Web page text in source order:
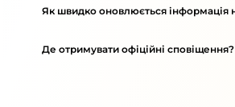
Як швидко оновлюється інформація
Де отримувати офіційні сповіщення?